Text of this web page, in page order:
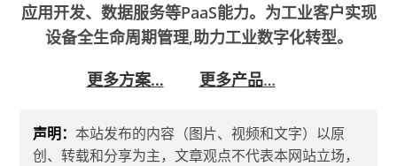
应用开发、数据服务等PaaS能力。为工业客户实现
设备全生命周期管理,助力工业数字化转型。
更多方案…
更多产品…
声明：本站发布的内容（图片、视频和文字）以原
创、转载和分享为主，文章观点不代表本网站立场，